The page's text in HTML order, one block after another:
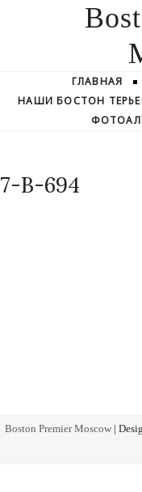
ГЛАВНАЯ
НАШИ БОСТОН
7-В-694
Boston Premier Moscow|